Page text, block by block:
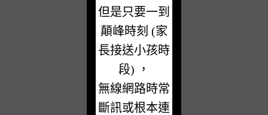
但是只要一到
顛峰時刻 (家
長接送小孩時
段) ，
無線網路時常
斷訊或根本連